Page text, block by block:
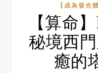
【成為發
【算命
秘境西
癒的